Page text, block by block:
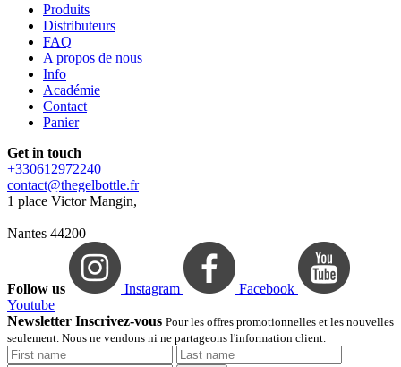
Produits
Distributeurs
FAQ
A propos de nous
Info
Académie
Contact
Panier
Get in touch
+330612972240
contact@thegelbottle.fr
1 place Victor Mangin,
Nantes 44200
Follow us Instagram
Facebook
Youtube
Newsletter Inscrivez-vous Pour les offres promotionnelles et les nouvelles
seulement. Nous ne vendons ni ne partageons l'information client.